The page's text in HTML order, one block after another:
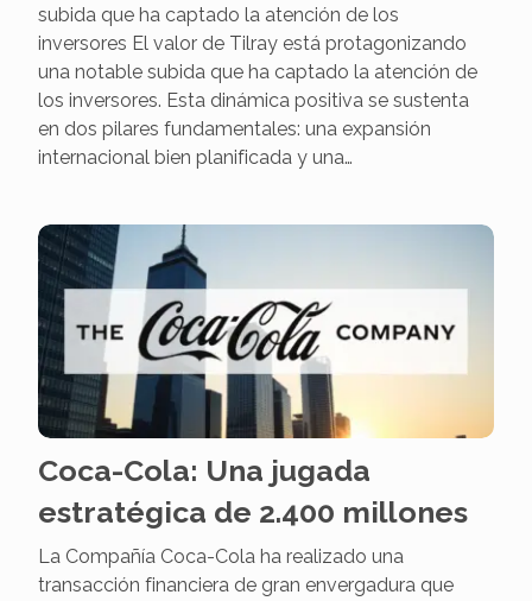
subida que ha captado la atención de los
inversores El valor de Tilray está protagonizando
una notable subida que ha captado la atención de
los inversores. Esta dinámica positiva se sustenta
en dos pilares fundamentales: una expansión
internacional bien planificada y una…
Coca-Cola: Una jugada
estratégica de 2.400 millones
La Compañía Coca-Cola ha realizado una
transacción financiera de gran envergadura que